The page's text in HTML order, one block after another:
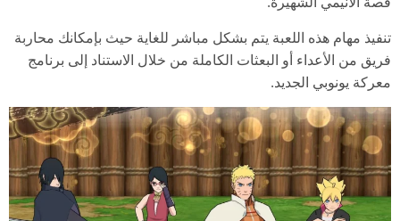
تنفيذ مهام هذه اللعبة يتم بشكل مباشر للغاية حيث بإمكانك محاربة
فريق من الأعداء أو البعثات الكاملة من خلال الاستناد إلى برنامج
معركة يونوبي الجديد.